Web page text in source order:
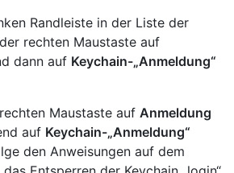
Randleiste in der Liste der
rechten Maustaste auf
dann auf Keychain-„Anmeldung“
Maustaste auf Anmeldung
auf Keychain-„Anmeldung“
den Anweisungen auf dem